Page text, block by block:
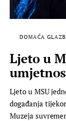
DOMAĆA
Ljeto u
Ljeto u MSU
događanja
Muzeja